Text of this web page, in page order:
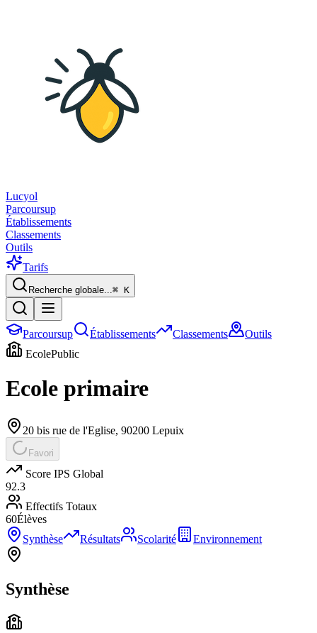
Lucyol
Parcoursup
Établissements
Classements
Outils
Tarifs
Recherche globale...⌘ K
Parcoursup Établissements Classements
Outils
EcolePublic
Ecole primaire
20 bis rue de l'Eglise, 90200 Lepuix
Favori
Score IPS Global
92.3
Effectifs Totaux
60Élèves
Synthèse
Résultats Scolarité Environnement
Synthèse